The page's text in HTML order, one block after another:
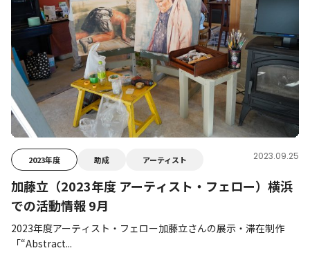
2023年度 助成 アーティスト 2023.09.25
加藤立（2023年度 アーティスト・フェロー）横浜
での活動情報 9月
2023年度アーティスト・フェロー加藤立さんの展示・滞在制作
「“Abstract...